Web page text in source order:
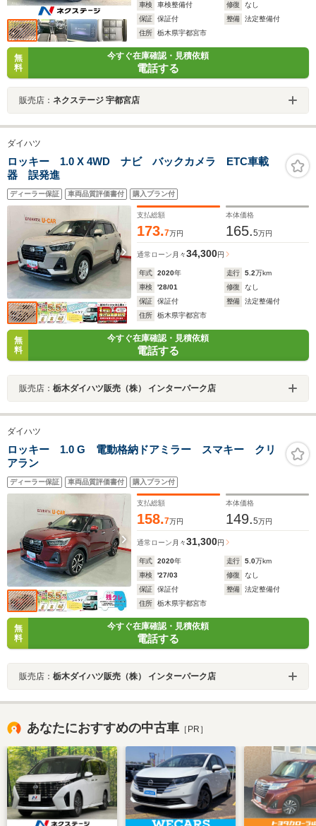
車検
車検整備付 修復
なし
保証
保証付 整備
法定整備付
住所
栃木県宇都宮市
無
料
今すぐ在庫確認・見積依頼
電話する
販売店： ネクステージ 宇都宮店
ダイハツ
ロッキー 1.0 X 4WD ナビ バックカメラ ETC車載
器 誤発進
ディーラー保証 車両品質評価書付 購入プラン付
支払総額
173.7万円
本体価格
165.5万円
通常ローン 月々34,300円
年式 2020年 走行 5.2万km
車検
'28/01 修復
なし
保証
保証付 整備
法定整備付
住所
栃木県宇都宮市
無
料
今すぐ在庫確認・見積依頼
電話する
販売店： 栃木ダイハツ販売（株） インターパーク店
ダイハツ
ロッキー 1.0 G 電動格納ドアミラー スマキー クリ
アラン
ディーラー保証 車両品質評価書付 購入プラン付
支払総額
158.7万円
本体価格
149.5万円
通常ローン 月々31,300円
年式 2020年 走行 5.0万km
車検
'27/03 修復
なし
保証
保証付 整備
法定整備付
住所
栃木県宇都宮市
無
料
今すぐ在庫確認・見積依頼
電話する
販売店： 栃木ダイハツ販売（株） インターパーク店
あなたにおすすめの中古車 ［PR］